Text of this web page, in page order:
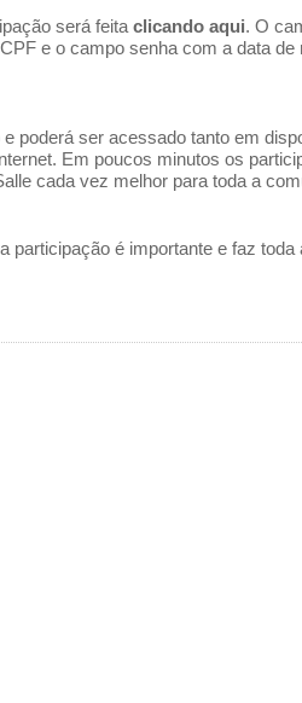
será feita clicando aqui. O
e o campo senha com a data
poderá ser acessado tanto em
Em poucos minutos os
cada vez melhor para toda a
participação é importante e faz toda